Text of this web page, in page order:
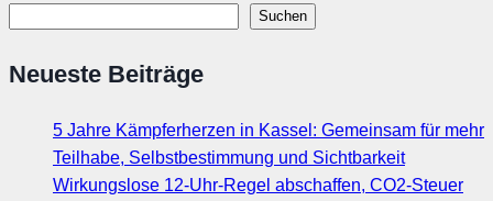
Suchen
Neueste Beiträge
5 Jahre Kämpferherzen in Kassel: Gemeinsam für mehr
Teilhabe, Selbstbestimmung und Sichtbarkeit
Wirkungslose 12-Uhr-Regel abschaffen, CO2-Steuer